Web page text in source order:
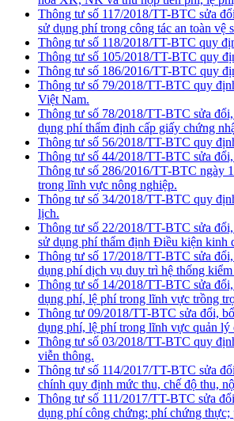
Thông tư số 117/2018/TT-BTC sửa
sử dụng phí trong công tác an toàn vệ
Thông tư số 118/2018/TT-BTC quy
Thông tư số 105/2018/TT-BTC quy
Thông tư số 186/2016/TT-BTC quy
Thông tư số 79/2018/TT-BTC quy
Việt Nam.
Thông tư số 78/2018/TT-BTC sửa
dụng phí thẩm định cấp giấy chứng
Thông tư số 56/2018/TT-BTC quy
Thông tư số 44/2018/TT-BTC sửa
Thông tư số 286/2016/TT-BTC ngày
trong lĩnh vực nông nghiệp.
Thông tư số 34/2018/TT-BTC quy
lịch.
Thông tư số 22/2018/TT-BTC sửa
sử dụng phí thẩm định Điều kiện kinh
Thông tư số 17/2018/TT-BTC sửa
dụng phí dịch vụ duy trì hệ thống
Thông tư số 14/2018/TT-BTC sửa
dụng phí, lệ phí trong lĩnh vực trồng
Thông tư 09/2018/TT-BTC sửa đổi,
dụng phí, lệ phí trong lĩnh vực quản
Thông tư số 03/2018/TT-BTC quy
viễn thông.
Thông tư số 114/2017/TT-BTC sửa
chính quy định mức thu, chế độ thu,
Thông tư số 111/2017/TT-BTC sửa
dụng phí công chứng; phí chứng